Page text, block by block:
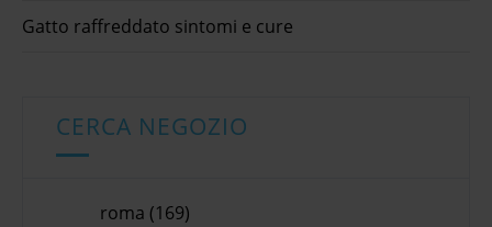
Gatto raffreddato sintomi e cure
CERCA NEGOZIO
roma (169)